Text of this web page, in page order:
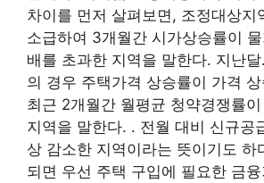
차이를 먼저 살펴보면, 조정대상지
소급하여 3개월간 시가상승률이
배를 초과한 지역을 말한다. 지난
의 경우 주택가격 상승률이 가격
최근 2개월간 월평균 청약경쟁률
지역을 말한다. . 전월 대비 신규공
상 감소한 지역이라는 뜻이기도 하
되면 우선 주택 구입에 필요한 금